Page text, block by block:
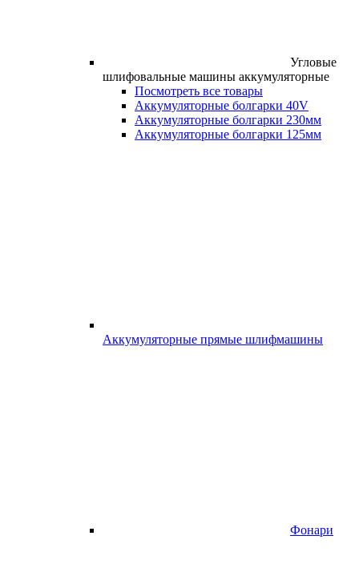
Угловые
шлифовальные машины аккумуляторные
Посмотреть все товары
Аккумуляторные болгарки 40V
Аккумуляторные болгарки 230мм
Аккумуляторные болгарки 125мм
Аккумуляторные прямые шлифмашины
Фонари